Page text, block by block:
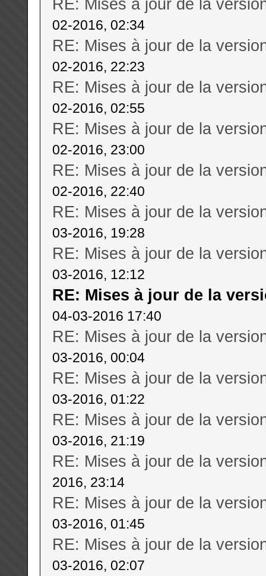
RE: Mises à jour de la
02-2016, 02:34
RE: Mises à jour de la
02-2016, 22:23
RE: Mises à jour de la
02-2016, 02:55
RE: Mises à jour de la
02-2016, 23:00
RE: Mises à jour de la
02-2016, 22:40
RE: Mises à jour de la
03-2016, 19:28
RE: Mises à jour de la
03-2016, 12:12
RE: Mises à jour de la
04-03-2016 17:40
RE: Mises à jour de la
03-2016, 00:04
RE: Mises à jour de la
03-2016, 01:22
RE: Mises à jour de la
03-2016, 21:19
RE: Mises à jour de la
2016, 23:14
RE: Mises à jour de la
03-2016, 01:45
RE: Mises à jour de la
03-2016, 02:07